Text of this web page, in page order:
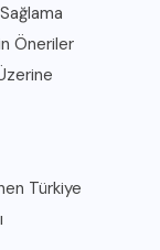
Öneriler
Türkiye